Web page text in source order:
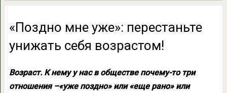
«Поздно мне уже»: перестаньте
унижать себя возрастом!
Возраст. К нему у нас в обществе почему-то три
отношения –«уже поздно» или «еще рано» или